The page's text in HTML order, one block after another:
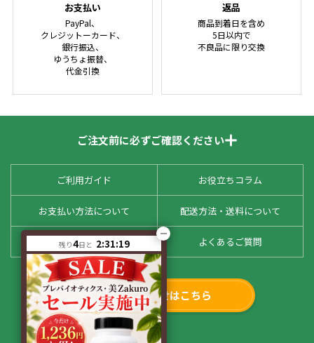
お支払い
PayPal、
クレジットーカード、
銀行振込、
ゆうちょ振替、
代金引換
返品
商品到着日を含め
5日以内で
不良品に限り交換
ご注文前に必ずご確認ください
ご利用ガイド お役立ちコラム
お支払い方法について 配送方法・送料について
お客様の声 よくあるご質問
お問い合わせはこちら
残り4日と 2:31:19